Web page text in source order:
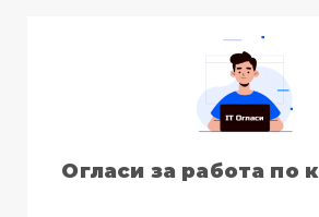
Огласи за работа по